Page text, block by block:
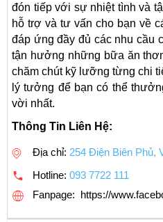
đón tiếp với sự nhiệt tình và
hỗ trợ và tư vấn cho bạn về
đáp ứng đầy đủ các nhu cầu
tận hưởng những bữa ăn
chăm chút kỹ lưỡng từng chi
lý tưởng để bạn có thể
vời nhất.
Thông Tin Liên Hệ:
Địa chỉ: 254 Điện Biên Phủ,
Hotline: 093 7722 111
Fanpage: https://